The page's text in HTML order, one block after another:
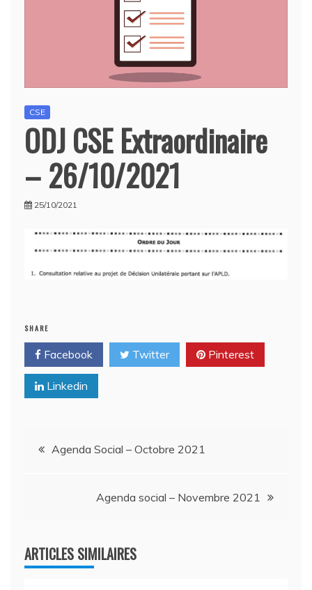
CSE
ODJ CSE Extraordinaire
– 26/10/2021
25/10/2021
SHARE
Facebook Twitter Pinterest
Linkedin
Navigation
Agenda Social – Octobre 2021
Agenda social – Novembre 2021
ARTICLES SIMILAIRES